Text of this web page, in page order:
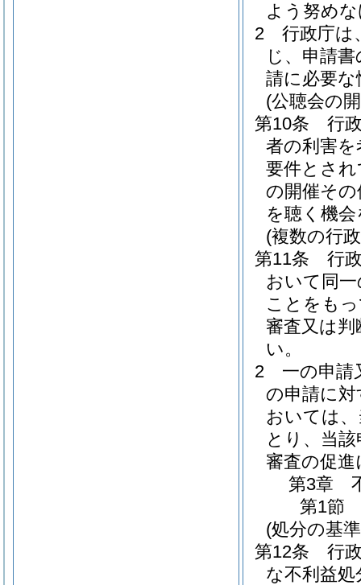
よう努め
2
行政庁は
じ、申請
請に必要
(公聴会の
第10条
行
者の利害
要件とさ
の開催そ
を聴く機
(複数の行
第11条
行
おいて同
ことをも
審査又は
い。
2
一の申請
の申請に
おいては
とり、当
審査の促
第3章
第1節
(処分の基
第12条
行
な不利益